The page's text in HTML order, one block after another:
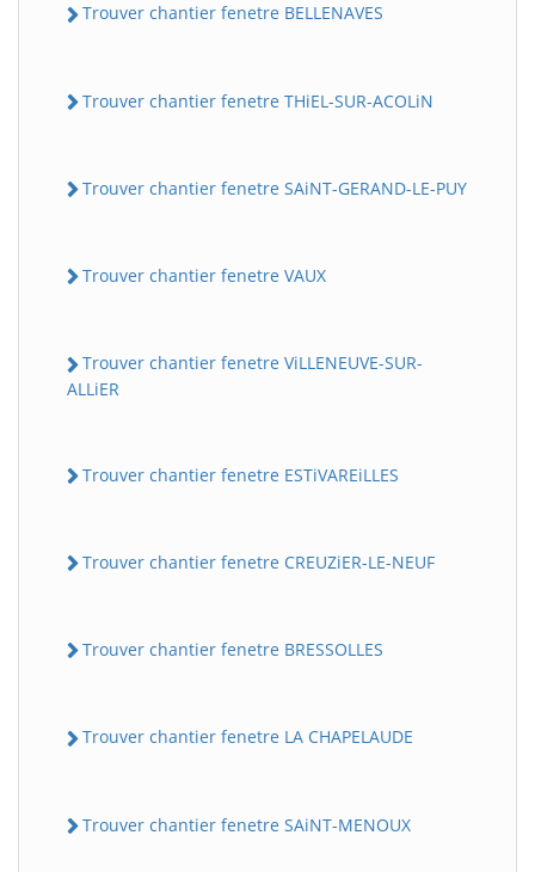
Trouver chantier fenetre BELLENAVES
Trouver chantier fenetre THiEL-SUR-ACOLiN
Trouver chantier fenetre SAiNT-GERAND-LE-PUY
Trouver chantier fenetre VAUX
Trouver chantier fenetre ViLLENEUVE-SUR-
ALLiER
Trouver chantier fenetre ESTiVAREiLLES
Trouver chantier fenetre CREUZiER-LE-NEUF
Trouver chantier fenetre BRESSOLLES
Trouver chantier fenetre LA CHAPELAUDE
Trouver chantier fenetre SAiNT-MENOUX